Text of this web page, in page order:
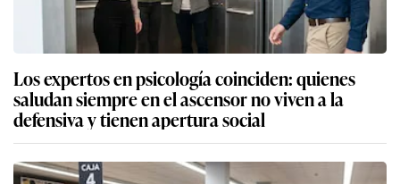
Los expertos en psicología coinciden: quienes
saludan siempre en el ascensor no viven a la
defensiva y tienen apertura social